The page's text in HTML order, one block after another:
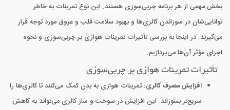
بخش مهمی از هر برنامه چربی‌سوزی هستند. این نوع تمرینات به خاطر
توانایی‌شان در سوزاندن کالری‌ها و بهبود سلامت قلب و عروق مورد توجه قرار
می‌گیرند. در اینجا به بررسی تأثیرات تمرینات هوازی بر چربی‌سوزی و نحوه
اجرای مؤثر آن‌ها می‌پردازیم.
تأثیرات تمرینات هوازی بر چربی‌سوزی
افزایش مصرف کالری: تمرینات هوازی به بدن کمک می‌کنند تا کالری‌ها را
سریع‌تر بسوزاند. این افزایش در سوخت و ساز کالری می‌تواند به کاهش